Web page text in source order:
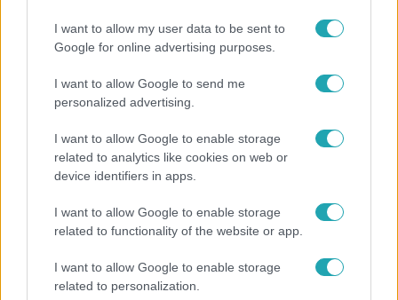
I want to allow my user data to be sent to
Google for online advertising purposes.
I want to allow Google to send me
personalized advertising.
I want to allow Google to enable storage
related to analytics like cookies on web or
device identifiers in apps.
I want to allow Google to enable storage
related to functionality of the website or app.
I want to allow Google to enable storage
related to personalization.
„Téged. Engem. Minket.” – Emilio és Tina szerelmes
vallomása sokakat megérinthet